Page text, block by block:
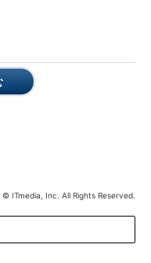
ディション」
関連を含まない欧州向
USBが使える
ITmedia, Inc. All Rights Reserved.